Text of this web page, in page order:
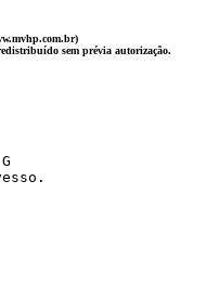
sem prévia autorização.